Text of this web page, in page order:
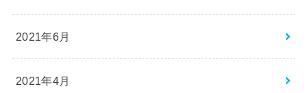
2021年6月
2021年4月